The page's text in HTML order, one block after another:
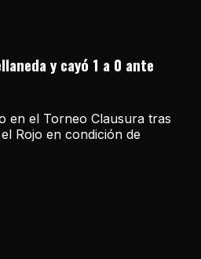
y cayó 1 a 0 ante
en el Torneo Clausura tras
Rojo en condición de